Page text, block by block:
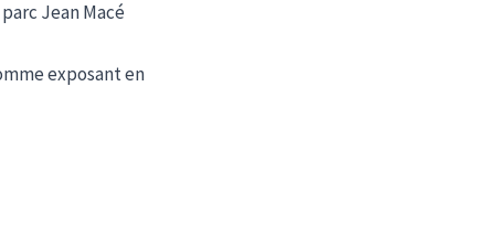
Jean Macé
exposant en